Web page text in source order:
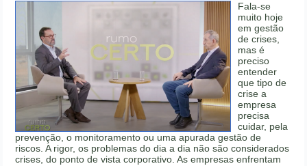
Fala-se
muito hoje
em gestão
de crises,
mas é
preciso
entender
que tipo de
crise a
empresa
precisa
cuidar, pela
prevenção, o monitoramento ou uma apurada gestão de
riscos. A rigor, os problemas do dia a dia não são considerados
crises, do ponto de vista corporativo. As empresas enfrentam